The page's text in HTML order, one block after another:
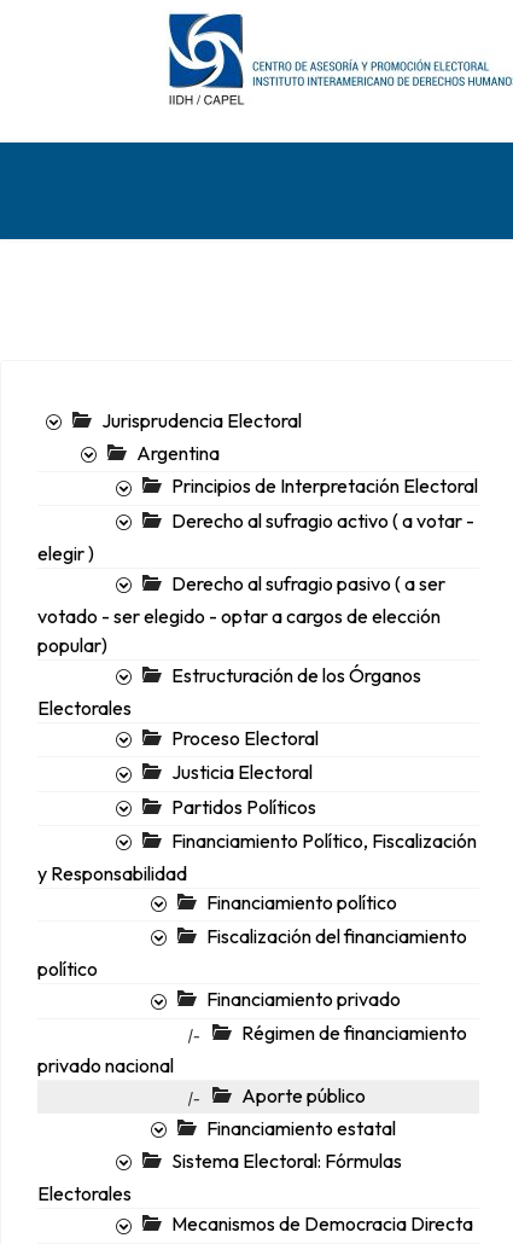
Jurisprudencia Electoral
Argentina
Principios de Interpretación Electoral
Derecho al sufragio activo ( a votar -
elegir )
Derecho al sufragio pasivo ( a ser
votado - ser elegido - optar a cargos de elección
popular)
Estructuración de los Órganos
Electorales
Proceso Electoral
Justicia Electoral
Partidos Políticos
Financiamiento Político, Fiscalización
y Responsabilidad
Financiamiento político
Fiscalización del financiamiento
político
Financiamiento privado
|-
Régimen de financiamiento
privado nacional
|-
Aporte público
Financiamiento estatal
Sistema Electoral: Fórmulas
Electorales
Mecanismos de Democracia Directa